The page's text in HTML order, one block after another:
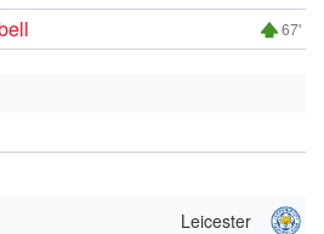
67'
Leicester